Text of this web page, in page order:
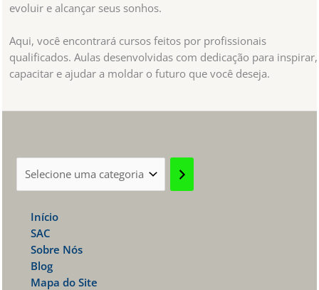
evoluir e alcançar seus sonhos.
Aqui, você encontrará cursos feitos por profissionais
qualificados. Aulas desenvolvidas com dedicação para inspirar,
capacitar e ajudar a moldar o futuro que você deseja.
Selecione
uma
categoria
Início
SAC
Sobre Nós
Blog
Mapa do Site